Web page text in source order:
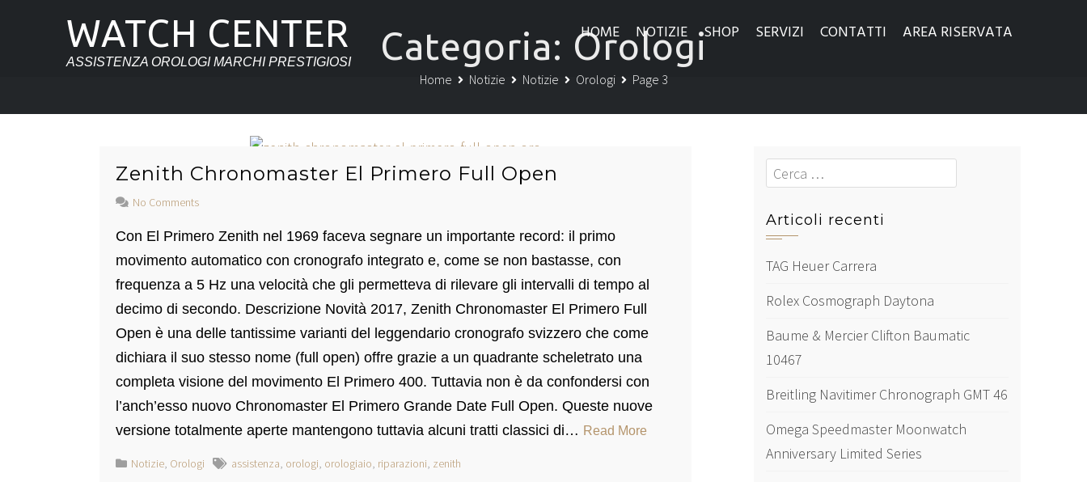
WATCH CENTER
ASSISTENZA OROLOGI MARCHI PRESTIGIOSI
HOME NOTIZIE SHOP SERVIZI CONTATTI AREA RISERVATA
Categoria: Orologi
Home Notizie Notizie Orologi Page 3
Zenith Chronomaster El Primero Full Open
No Comments
Con El Primero Zenith nel 1969 faceva segnare un importante record: il primo
movimento automatico con cronografo integrato e, come se non bastasse, con
frequenza a 5 Hz una velocità che gli permetteva di rilevare gli intervalli di tempo al
decimo di secondo. Descrizione Novità 2017, Zenith Chronomaster El Primero Full
Open è una delle tantissime varianti del leggendario cronografo svizzero che come
dichiara il suo stesso nome (full open) offre grazie a un quadrante scheletrato una
completa visione del movimento El Primero 400. Tuttavia non è da confondersi con
l’anch’esso nuovo Chronomaster El Primero Grande Date Full Open. Queste nuove
versione totalmente aperte mantengono tuttavia alcuni tratti classici di… Read More
Notizie, Orologi assistenza, orologi, orologiaio, riparazioni, zenith
Cerca
Articoli recenti
TAG Heuer Carrera
Rolex Cosmograph Daytona
Baume & Mercier Clifton Baumatic
10467
Breitling Navitimer Chronograph GMT 46
Omega Speedmaster Moonwatch
Anniversary Limited Series